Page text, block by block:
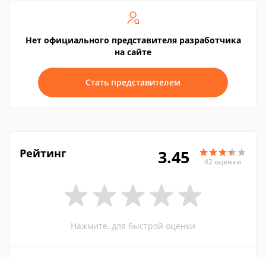
Нет официального представителя разработчика
на сайте
Стать представителем
Рейтинг 3.45 42 оценки
Нажмите, для быстрой оценки